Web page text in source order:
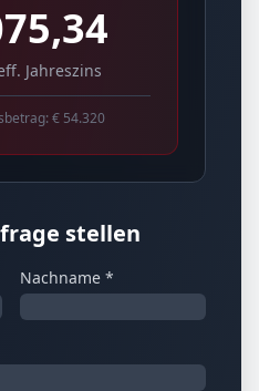
Jahreszins
€ 54.320
stellen
Nachname *